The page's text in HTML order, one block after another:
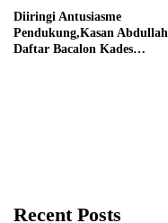
Diiringi Antusiasme
Pendukung,Kasan Abdullah
Daftar Bacalon Kades
Recent Posts